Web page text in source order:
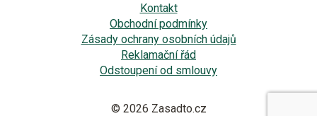
Kontakt
Obchodní podmínky
Zásady ochrany osobních údajů
Reklamační řád
Odstoupení od smlouvy
© 2026 Zasadto.cz